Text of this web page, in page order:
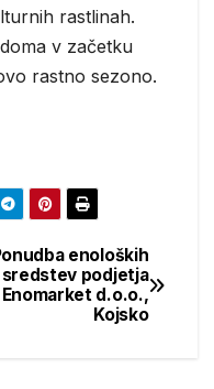
rastlinah.
v začetku
rastno sezono.
enoloških
sredstev podjetja
Enomarket d.o.o.,
Kojsko